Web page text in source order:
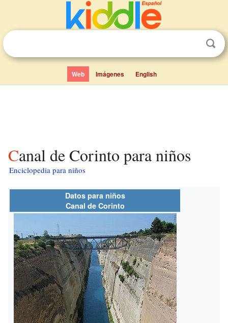
Web Imágenes English
Canal de Corinto para niños
Enciclopedia para niños
Datos para niños
Canal de Corinto